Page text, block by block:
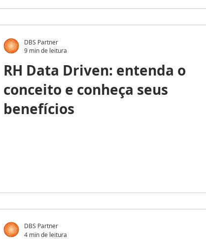
RH Data Driven: entenda o
conceito e conheça seus
benefícios
DBS Partner
9 min de leitura
DBS Partner
4 min de leitura